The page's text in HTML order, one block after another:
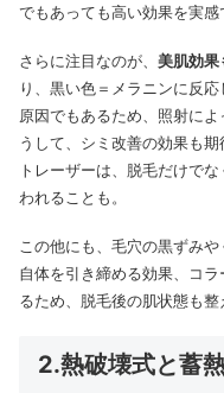
でもあっても高い効果を実感
さらに注目なのが、 美肌効果
り、黒い色＝メラニンに反
原因でもあるため、照射に
うして、シミ改善の効果も
トレーザーは、脱毛だけで
われることも。
この他にも、毛穴の黒ずみ
自体を引き締める効果、コ
るため、脱毛後の肌状態も整
2.熱破壊式と蓄